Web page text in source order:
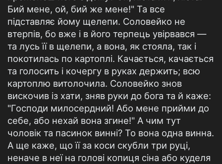
Бий мене, ой, бий же мене!" Та все
підставляє йому щелепи. Соловейко не
втерпів, бо вже і в його терпець увірвався —
та лусь її в щелепи, а вона, як стояла, так і
покотилась по картоплі. Качається, качається
та голосить і кочергу в руках держить; всю
картоплю витолочила. Соловейко знов
вискочив із хати, зняв руки до бога та й каже:
"Господи милосердний! Або мене прийми до
себе, або нехай вона згине!" А чим тут
чоловік та пасинок винні? То вона одна винна.
А ще каже, що її за коси скубли три руці,
неначе в неї на голові копиця сіна або куделя